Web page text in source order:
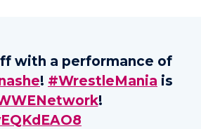
with a performance of
! #WrestleMania is
!